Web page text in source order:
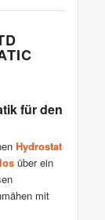
für den
Hydrostat
über ein
mit